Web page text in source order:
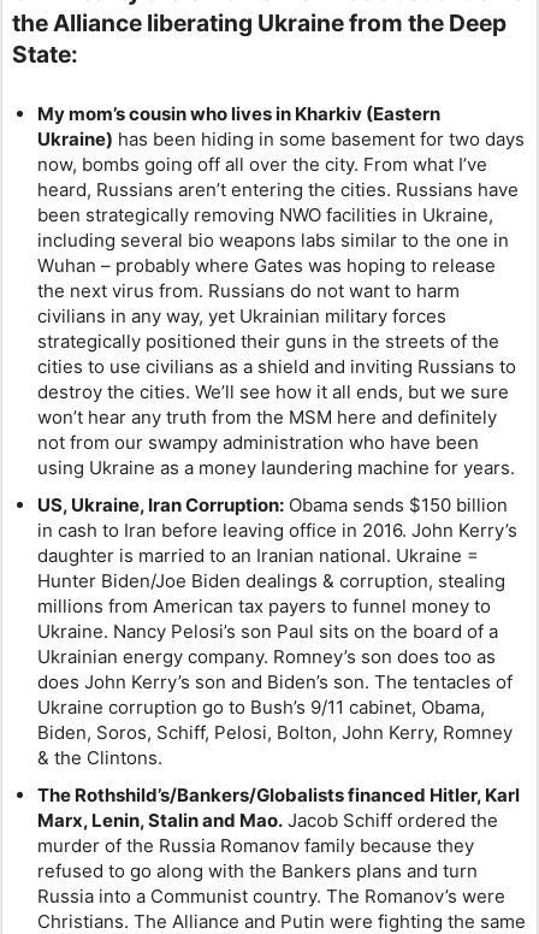
the Alliance liberating Ukraine from the Deep
State:
My mom’s cousin who lives in Kharkiv (Eastern
Ukraine) has been hiding in some basement for two days
now, bombs going off all over the city. From what I’ve
heard, Russians aren’t entering the cities. Russians have
been strategically removing NWO facilities in Ukraine,
including several bio weapons labs similar to the one in
Wuhan – probably where Gates was hoping to release
the next virus from. Russians do not want to harm
civilians in any way, yet Ukrainian military forces
strategically positioned their guns in the streets of the
cities to use civilians as a shield and inviting Russians to
destroy the cities. We’ll see how it all ends, but we sure
won’t hear any truth from the MSM here and definitely
not from our swampy administration who have been
using Ukraine as a money laundering machine for years.
US, Ukraine, Iran Corruption: Obama sends $150 billion
in cash to Iran before leaving office in 2016. John Kerry’s
daughter is married to an Iranian national. Ukraine =
Hunter Biden/Joe Biden dealings & corruption, stealing
millions from American tax payers to funnel money to
Ukraine. Nancy Pelosi’s son Paul sits on the board of a
Ukrainian energy company. Romney’s son does too as
does John Kerry’s son and Biden’s son. The tentacles of
Ukraine corruption go to Bush’s 9/11 cabinet, Obama,
Biden, Soros, Schiff, Pelosi, Bolton, John Kerry, Romney
& the Clintons.
The Rothshild’s/Bankers/Globalists financed Hitler, Karl
Marx, Lenin, Stalin and Mao. Jacob Schiff ordered the
murder of the Russia Romanov family because they
refused to go along with the Bankers plans and turn
Russia into a Communist country. The Romanov’s were
Christians. The Alliance and Putin were fighting the same